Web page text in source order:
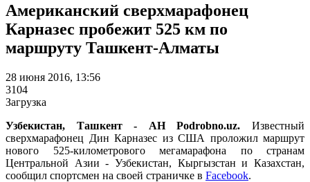
Американский сверхмарафонец
Карназес пробежит 525 км по
маршруту Ташкент-Алматы
28 июня 2016, 13:56
3104
Загрузка
Узбекистан, Ташкент - АН Podrobno.uz. Известный
сверхмарафонец Дин Карназес из США проложил маршрут
нового 525-километрового мегамарафона по странам
Центральной Азии - Узбекистан, Кыргызстан и Казахстан,
сообщил спортсмен на своей страничке в Facebook.